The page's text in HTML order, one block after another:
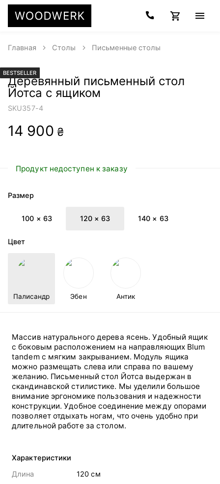
Главная Столы Письменные столы
BESTSELLER
Деревянный письменный стол
Йотса с ящиком
SKU357-4
14 900 ₴
Продукт недоступен к заказу
Размер
100 × 63 120 × 63 140 × 63
Цвет
Палисандр Эбен Антик
Массив натурального дерева ясень. Удобный ящик
с боковым расположением на направляющих Blum
tandem с мягким закрыванием. Модуль ящика
можно размещать слева или справа по вашему
желанию. Письменный стол Йотса выдержан в
скандинавской стилистике. Мы уделили большое
внимание эргономике пользования и надежности
конструкции. Удобное соединение между опорами
позволяет отдыхать ногам, что очень удобно при
длительной работе за столом.
Характеристики
Длина
120 cм